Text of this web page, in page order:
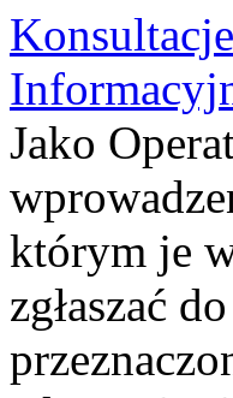
Jako
którym je
zgłaszać